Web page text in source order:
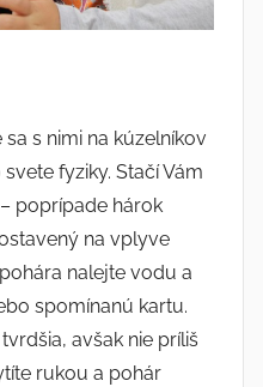
s nimi na kúzelníkov
fyziky. Stačí Vám
poprípade hárok
na vplyve
nalejte vodu a
spomínanú kartu.
avšak nie príliš
rukou a pohár